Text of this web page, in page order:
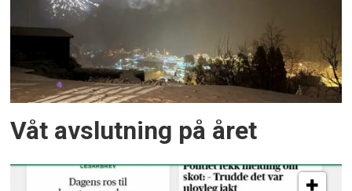
Våt avslutning på året